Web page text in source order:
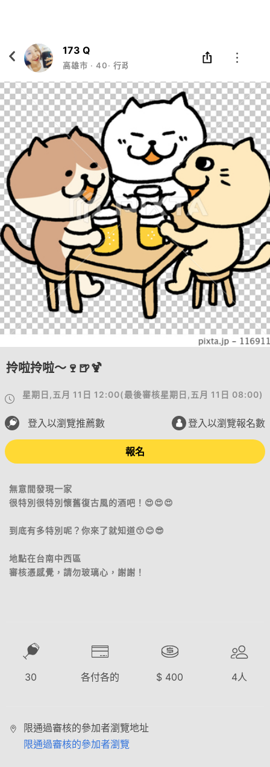
173 Q
高雄市 ‧ 40‧ 行政
拎啦拎啦～🍷🍺🍹
星期日,五月 11日 12:00(最後審核星期日,五月 11日 08:00)
登入以瀏覽推薦數 登入以瀏覽報名數
報名
無意間發現一家
很特別很特別懷舊復古風的酒吧！😍😍😍
到底有多特別呢？你來了就知道😙😊😎
地點在台南中西區
審核憑感覺，請勿玻璃心，謝謝！
30 各付各的 $ 400 4人
限通過審核的參加者瀏覽地址
限通過審核的參加者瀏覽